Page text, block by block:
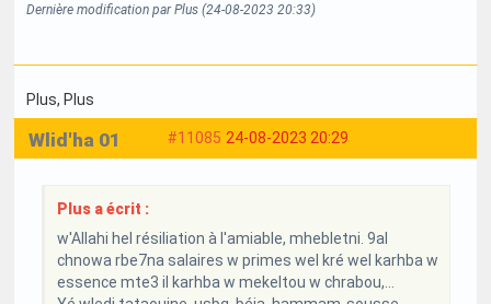
Dernière modification par Plus (24-08-2023 20:33)
Plus, Plus
#11085 24-08-2023 20:29
Wlid'ha 01
Plus a écrit :
w'Allahi hel résiliation à l'amiable, mhebletni. 9al
chnowa rbe7na salaires w primes wel kré wel karhba w
essence mte3 il karhba w mekeltou w chrabou,...